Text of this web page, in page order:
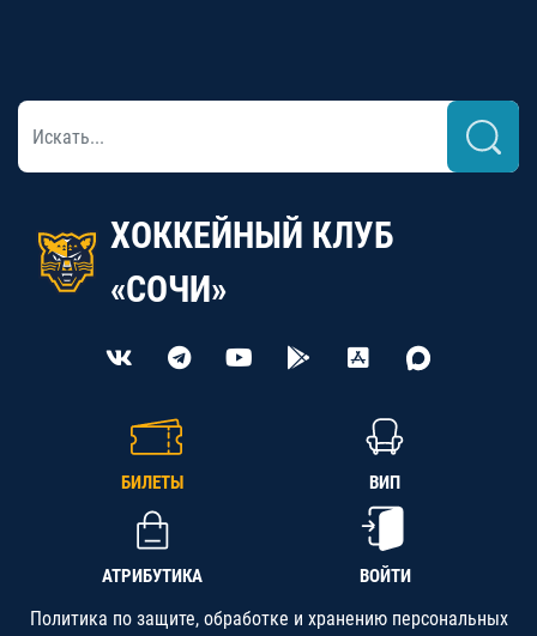
ХОККЕЙНЫЙ КЛУБ
«СОЧИ»
БИЛЕТЫ ВИП
АТРИБУТИКА ВОЙТИ
Политика по защите, обработке и хранению персональных